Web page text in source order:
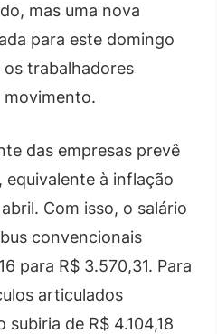
mas uma nova
para este domingo
os trabalhadores
das empresas prevê
equivalente à inflação
Com isso, o salário
convencionais
para R$ 3.570,31. Para
articulados
de R$ 4.104,18